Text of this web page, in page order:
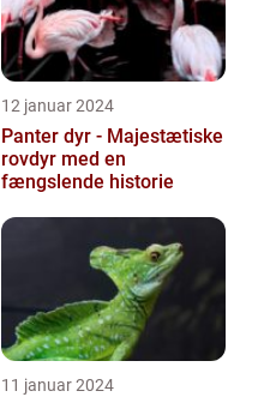
12 januar 2024
Panter dyr - Majestætiske
rovdyr med en
fængslende historie
11 januar 2024